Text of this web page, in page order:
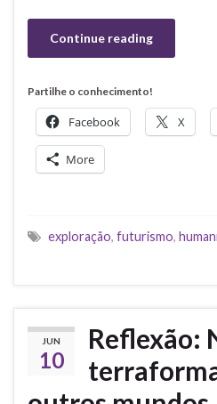
Continue reading
Partilhe o conhecimento!
Facebook X
More
exploração, futurismo,
JUN
10
Reflexão: